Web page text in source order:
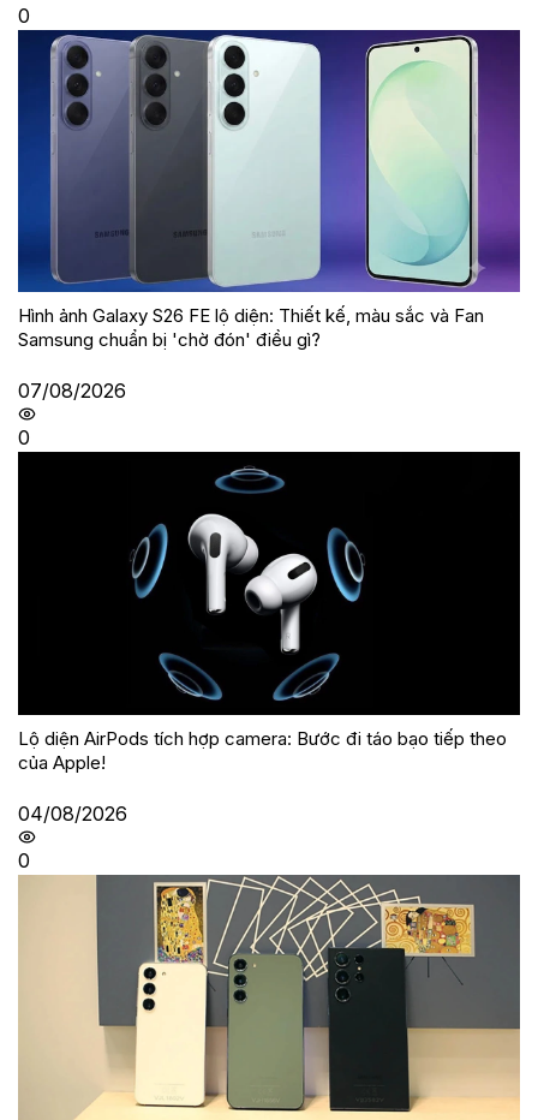
0
Hình ảnh Galaxy S26 FE lộ diện: Thiết kế, màu sắc và Fan
Samsung chuẩn bị 'chờ đón' điều gì?
07/08/2026
0
Lộ diện AirPods tích hợp camera: Bước đi táo bạo tiếp theo
của Apple!
04/08/2026
0